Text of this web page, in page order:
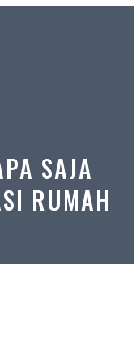
SAJA
RUMAH